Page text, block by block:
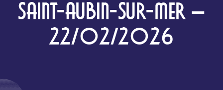
SAINT-AUBIN-SUR-MER –
22/02/2026